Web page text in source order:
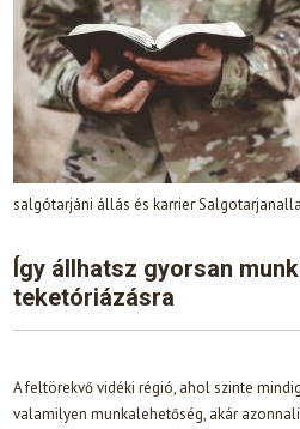
salgótarjáni állás és karrier
Így állhatsz gyorsan
teketóriázásra
A feltörekvő vidéki régió, ahol szinte
valamilyen munkalehetőség, akár